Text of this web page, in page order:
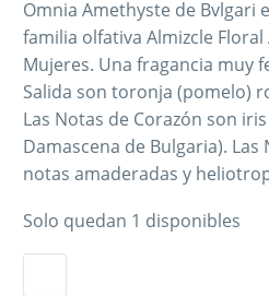
Omnia Amethyste de Bvlgari
familia olfativa Almizcle
Mujeres. Una fragancia muy
Salida son toronja (pomelo)
Las Notas de Corazón son
Damascena de Bulgaria).
notas amaderadas y
Solo quedan 1 disponibles